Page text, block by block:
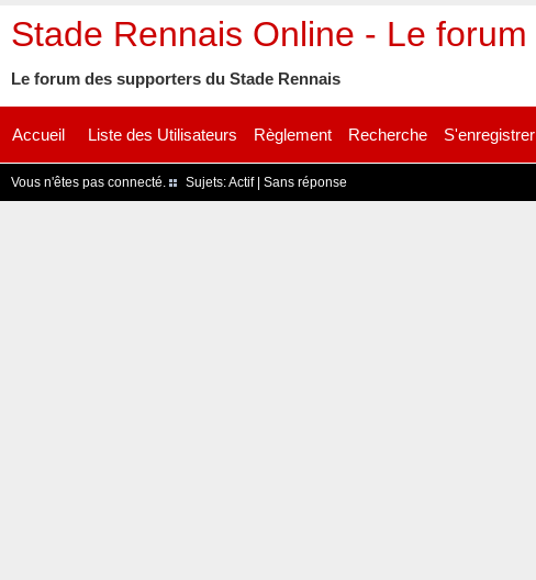
Stade Rennais Online - Le forum
Le forum des supporters du Stade Rennais
Accueil Liste des Utilisateurs Règlement Recherche S'enregistrer
Vous n'êtes pas connecté. Sujets:Actif| Sans réponse